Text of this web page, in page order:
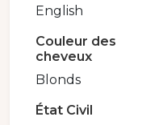
English
Couleur des
cheveux
Blonds
État Civil